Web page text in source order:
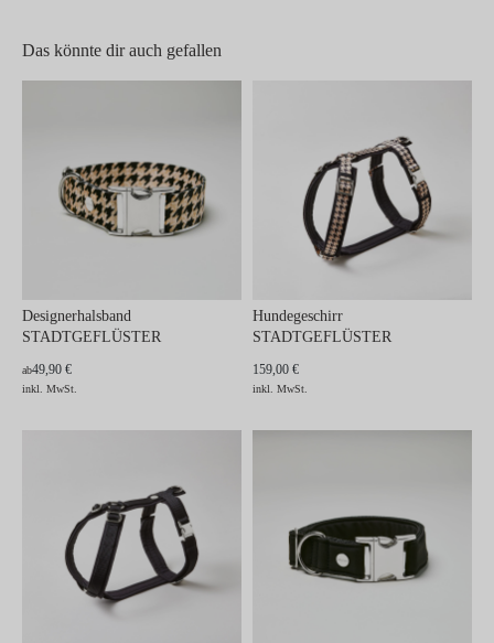
Das könnte dir auch gefallen
Designerhalsband
STADTGEFLÜSTER
ab49,90 €
inkl. MwSt.
Hundegeschirr
STADTGEFLÜSTER
159,00 €
inkl. MwSt.